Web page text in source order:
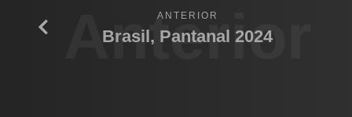
Anterior
ANTERIOR
Brasil, Pantanal 2024